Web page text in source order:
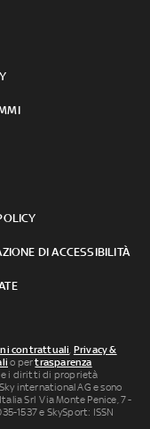
DI ACCESSIBILITÀ
contrattuali Privacy &
o pertrasparenza
e i diritti di proprietà
international AG e sono
Srl Via Monte Penice, 7 -
1537 e SkySport: ISSN